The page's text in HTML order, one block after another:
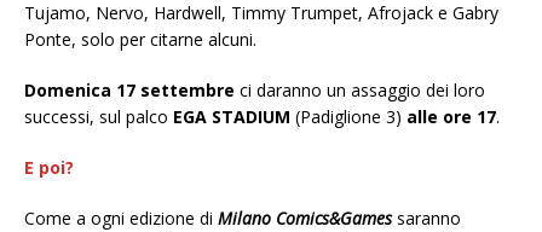
Tujamo, Nervo, Hardwell, Timmy Trumpet, Afrojack e Gabry
Ponte, solo per citarne alcuni.
Domenica 17 settembre ci daranno un assaggio dei loro
successi, sul palco EGA STADIUM (Padiglione 3) alle ore 17.
E poi?
Come a ogni edizione di Milano Comics&Gamessaranno